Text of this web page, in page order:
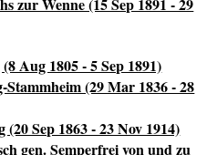
zur Wenne (15 Sep 1891 - 29
Aug 1805 - 5 Sep 1891)
(29 Mar 1836 - 28
Sep 1863 - 23 Nov 1914)
gen. Semperfrei von und zu